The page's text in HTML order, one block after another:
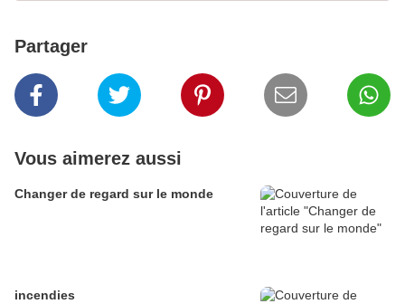
Partager
Vous aimerez aussi
Changer de regard sur le monde
incendies